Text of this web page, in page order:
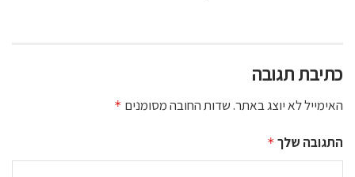
כתיבת תגובה
האימייל לא יוצג באתר.שדות החובה מסומנים *
התגובה שלך *